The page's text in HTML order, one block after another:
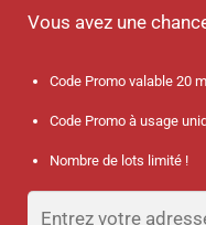
Vous avez une
Code Promo valable 20
Code Promo à usage
Nombre de lots limité !